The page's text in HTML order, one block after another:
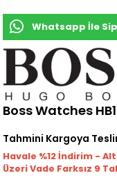
Whatsapp İle
Boss Watches
Tahmini Kargoya
Havale %12 İndirim -
Üzeri Vade Farksız 9